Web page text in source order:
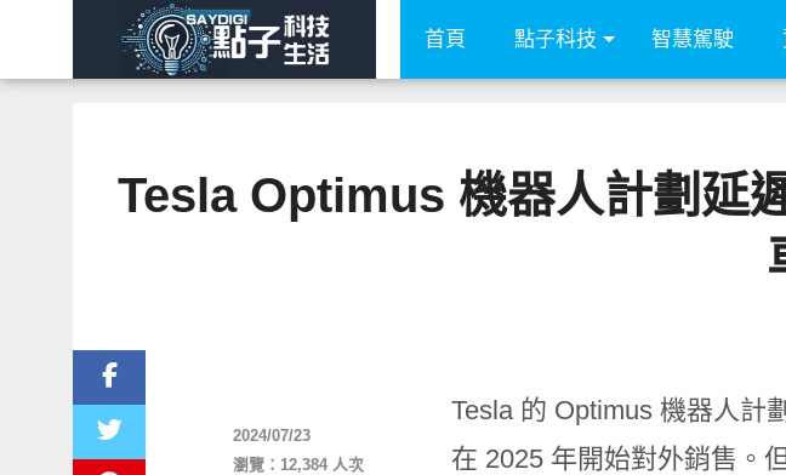
首頁 點子科技 智慧駕駛
Tesla Optimus 機器人計劃延
Tesla 的 Optimus 機器人計
在 2025 年開始對外銷售。
2024/07/23
瀏覽：12,384 人次